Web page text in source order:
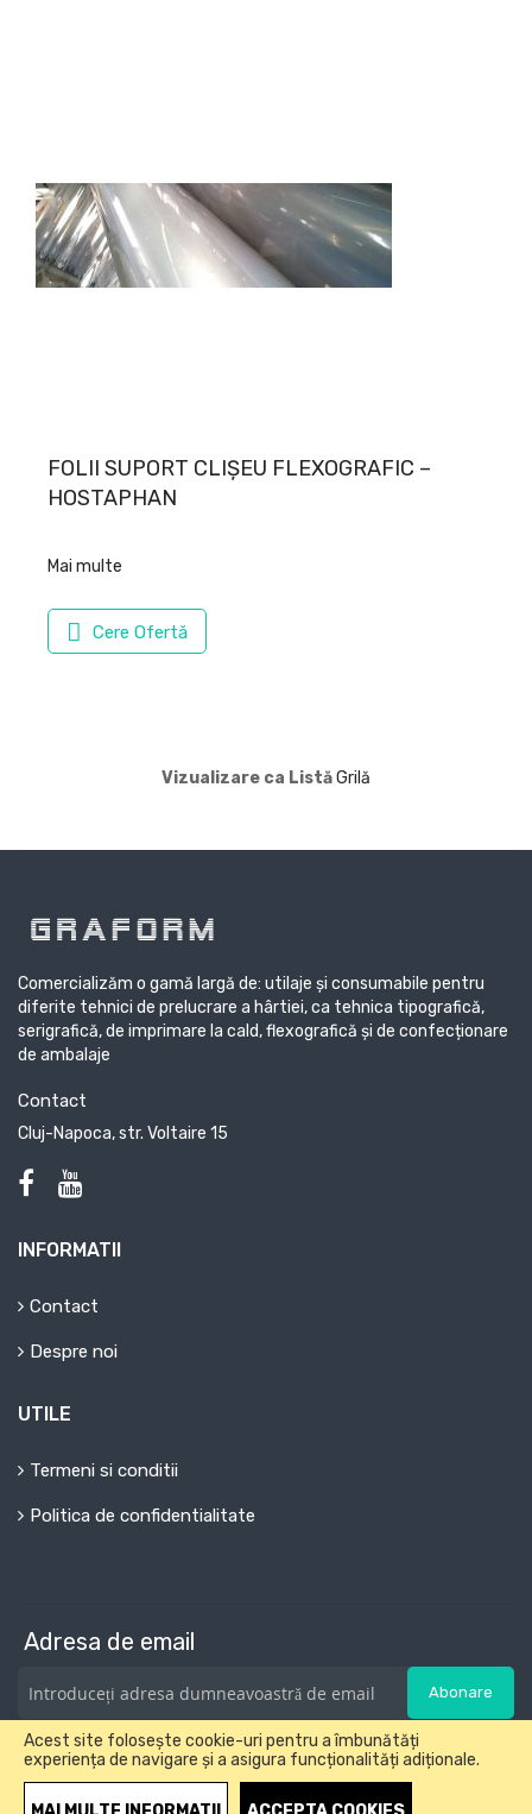
Acest site folosește cookie-uri pentru a îmbunătăți
experiența de navigare și a asigura funcționalități adiționale.
FOLII SUPORT CLIȘEU FLEXOGRAFIC –
HOSTAPHAN
Mai multe
Cere Ofertă
Vizualizare ca ListăGrilă
Comercializăm o gamă largă de: utilaje și consumabile pentru
diferite tehnici de prelucrare a hârtiei, ca tehnica tipografică,
serigrafică, de imprimare la cald, flexografică și de confecționare
de ambalaje
Contact
Cluj-Napoca, str. Voltaire 15
INFORMATII
Contact
Despre noi
UTILE
Termeni si conditii
Politica de confidentialitate
Adresa de email
Abonare
Copyright © 2018-2025 Developed by Graform&Polysoft. All
Rights Reserved.